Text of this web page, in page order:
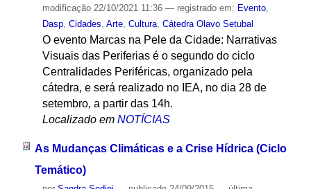
modificação22/10/2021 11:36 — registrado em: Evento,
Dasp, Cidades Arte, Cultura, Cátedra Olavo Setubal
O evento Marcas na Pele da Cidade: Narrativas
Visuais das Periferias é o segundo do ciclo
Centralidades Periféricas, organizado pela
cátedra, e será realizado no IEA, no dia 28 de
setembro, a partir das 14h.
Localizado em NOTÍCIAS
As Mudanças Climáticas e a Crise Hídrica (Ciclo
Temático)